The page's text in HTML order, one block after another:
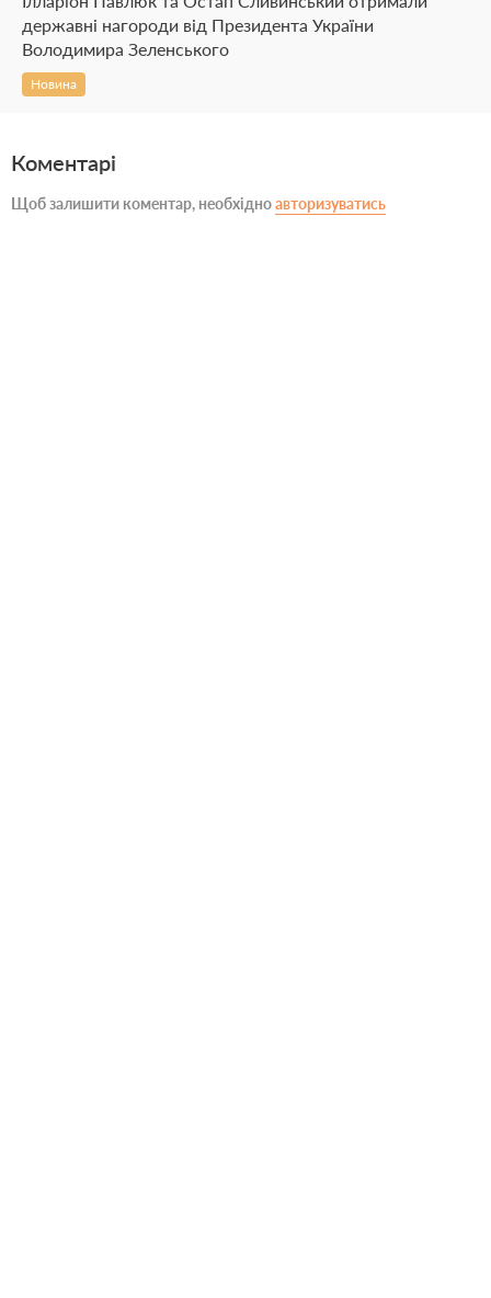
державні нагороди від Президента України
Володимира Зеленського
Новина
Коментарі
Щоб залишити коментар, необхідноавторизуватись